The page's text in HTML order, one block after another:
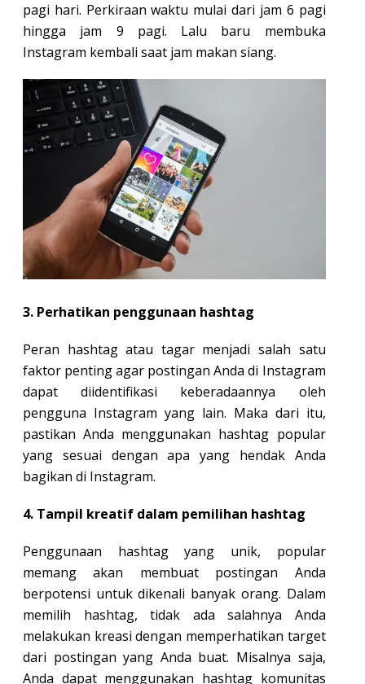
pagi hari. Perkiraan waktu mulai dari jam 6 pagi
hingga jam 9 pagi. Lalu baru membuka
Instagram kembali saat jam makan siang.
3. Perhatikan penggunaan hashtag
Peran hashtag atau tagar menjadi salah satu
faktor penting agar postingan Anda di Instagram
dapat diidentifikasi keberadaannya oleh
pengguna Instagram yang lain. Maka dari itu,
pastikan Anda menggunakan hashtag popular
yang sesuai dengan apa yang hendak Anda
bagikan di Instagram.
4. Tampil kreatif dalam pemilihan hashtag
Penggunaan hashtag yang unik, popular
memang akan membuat postingan Anda
berpotensi untuk dikenali banyak orang. Dalam
memilih hashtag, tidak ada salahnya Anda
melakukan kreasi dengan memperhatikan target
dari postingan yang Anda buat. Misalnya saja,
Anda dapat menggunakan hashtag komunitas